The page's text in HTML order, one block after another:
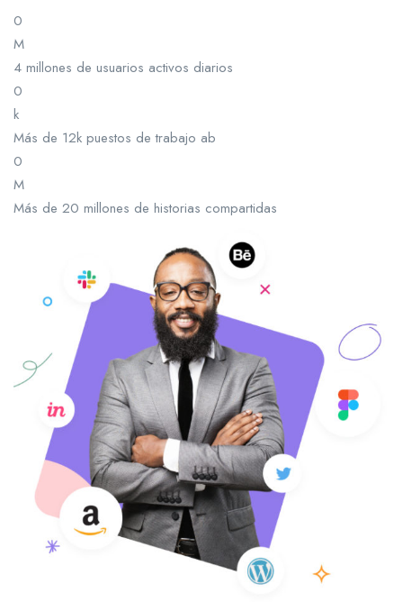
0
M
4 millones de usuarios activos diarios
0
k
Más de 12k puestos de trabajo ab
0
M
Más de 20 millones de historias compartidas